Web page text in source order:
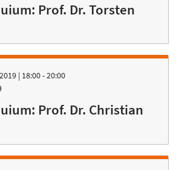
Prof. Dr. Torsten
| 18:00 - 20:00
Prof. Dr. Christian